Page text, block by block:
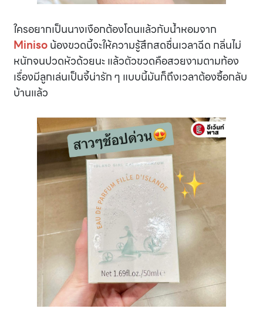
ใครอยากเป็นนางเงือกต้องโดนแล้วกับน้ำหอมจาก
Minisoน้องขวดนี้จะให้ความรู้สึกสดชื่นเวลาฉีด กลิ่นไม่
หนักจนปวดหัวด้วยนะ แล้วตัวขวดคือสวยงามตามท้อง
เรื่องมีลูกเล่นเป็นจี้น่ารัก ๆ แบบนี้มันก็ถึงเวลาต้องซื้อกลับ
บ้านแล้ว